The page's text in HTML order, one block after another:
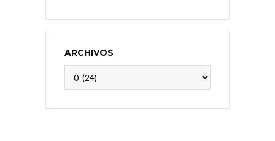
ARCHIVOS